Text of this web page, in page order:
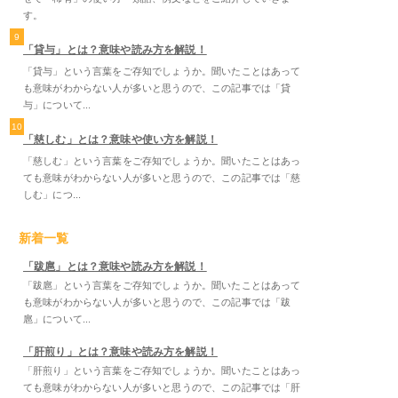
す。
9
「貸与」とは？意味や読み方を解説！
「貸与」という言葉をご存知でしょうか。聞いたことはあって
も意味がわからない人が多いと思うので、この記事では「貸
与」について...
10
「慈しむ」とは？意味や使い方を解説！
「慈しむ」という言葉をご存知でしょうか。聞いたことはあっ
ても意味がわからない人が多いと思うので、この記事では「慈
しむ」につ...
新着一覧
「跋扈」とは？意味や読み方を解説！
「跋扈」という言葉をご存知でしょうか。聞いたことはあって
も意味がわからない人が多いと思うので、この記事では「跋
扈」について...
「肝煎り」とは？意味や読み方を解説！
「肝煎り」という言葉をご存知でしょうか。聞いたことはあっ
ても意味がわからない人が多いと思うので、この記事では「肝